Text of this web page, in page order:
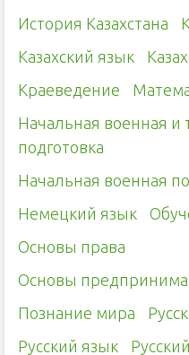
История Казахстана
Казахский язык
Краеведение
Начальная военная и
подготовка
Начальная военная
Немецкий язык
Основы права
Основы
Познание мира
Русский язык